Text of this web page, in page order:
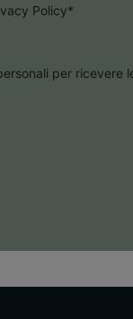
Policy*
per ricevere